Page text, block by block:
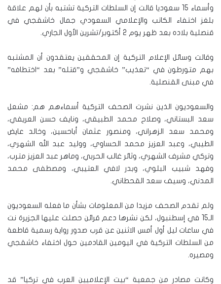
وأسماء 15 سعوديا قالت إن السلطات التركية تشتبه بأن لهم علاقة
بلغز اختفاء الكاتب والإعلامي السعودي جمال خاشقجي في
قنصلية بلاده بعد ظهر يوم 2 أكتوبر/تشرين الأول الجاري.
وقالت وسائل الإعلام التركية إن المحققين يعتقدون أن المشتبه
بهم متورطون في “تعذيب” خاشقجي و”قتله” بعد “اختطافه”
في مبنى القنصلية.
والسعوديون الذين نشرت الصحف التركية أسماءهم هم: مشعل
سعد البستاني، وصلاح محمد الطبيقي، ونايف حسن العريفي،
ومحمد سعد الزهراني، ومنصور عثمان أباحسين، وخالد عايض
الطيبي، وعبد العزيز محمد الحساوي، ووليد عبد الله الشهري،
وتركي مشرف الشهري، وثائر غالب الحربي، وماهر عبد العزيز مترب،
وفهد شبيب البلوي، وبدر لافي العتيبي، ومصطفى محمد
المدني، وسيف سعد القحطاني.
ولم تقدم الصحف مزيدا من المعلومات بشأن ما فعله السعوديون
الـ15 في إسطنبول، لكن نشرها دعم قرائن حصلت عليها الجزيرة نت
في ساعات ليل أول أمس الاثنين عن قرب صدور رواية رسمية قاطعة
من السلطات التركية في اليومين القادمين حول اختفاء خاشقجي
ومصيره.
وكانت مصادر من جمعية “بيت الإعلاميين العرب في تركيا” قد